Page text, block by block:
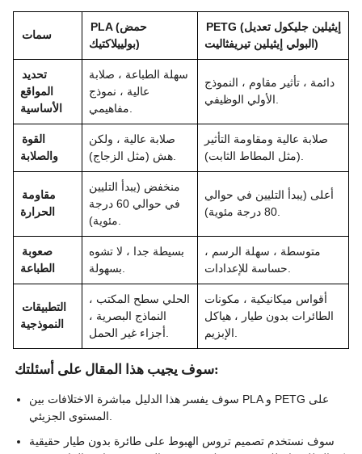
سمات
PLA (حمض
بولييلاكتيك)
PETG (إيثيلين جليكول تعديل
البولي إيثيلين تيريفثاليت)
تحديد
المواقع
الأساسية
سهلة الطباعة ، صلابة
عالية ، نموذج
دائمة ، تأثير مقاوم ، النموذج
القوة
والصلابة
صلابة عالية ، ولكن
صلابة عالية ومقاومة التأثير
مقاومة
الحرارة
منخفض (يبدأ التليين
في حوالي 60 درجة
أعلى (يبدأ التليين في حوالي
صعوبة
الطباعة
بسيطة جدا ، لا تشوه
متوسطة ، سهلة الرسم ،
التطبيقات
النموذجية
الحلي سطح المكتب ،
النماذج البصرية ،
أقواس ميكانيكية ، مكونات
الطائرات بدون طيار ، هياكل
سوف يجيب هذا المقال على أسئلتك:
سوف يفسر هذا الدليل مباشرة الاختلافات بين PLA و PETG على
سوف نستخدم تصميم تروس الهبوط على طائرة بدون طيار حقيقية